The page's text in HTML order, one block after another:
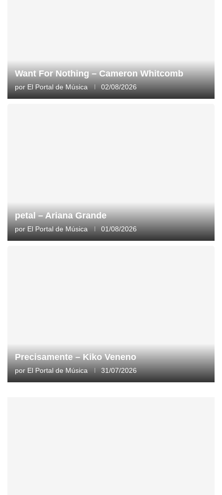
Want For Nothing – Cameron Whitcomb
porEl Portal de Música 02/08/2026
petal – Ariana Grande
porEl Portal de Música 01/08/2026
Precisamente – Kiko Veneno
por El Portal de Música 31/07/2026